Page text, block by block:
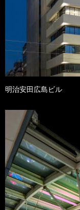
明治安田広島ビル